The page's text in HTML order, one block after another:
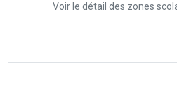
Voir le détail des zones